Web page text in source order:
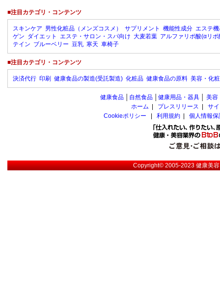
■注目カテゴリ・コンテンツ
スキンケア 男性化粧品（メンズコスメ） サプリメント 機能性成分 エステ
ゲン ダイエット エステ・サロン・スパ向け 大麦若葉 アルファリポ酸(αリポ
テイン ブルーベリー 豆乳 寒天 車椅子
■注目カテゴリ・コンテンツ
決済代行 印刷 健康食品の製造(受託製造) 化粧品 健康食品の原料 美容・化
健康食品 自然食品 健康用品・器具 美容
ホーム
プレスリリース
サ
Cookieポリシー
利用規約 個人情報
Copyright© 2005-2023健康美